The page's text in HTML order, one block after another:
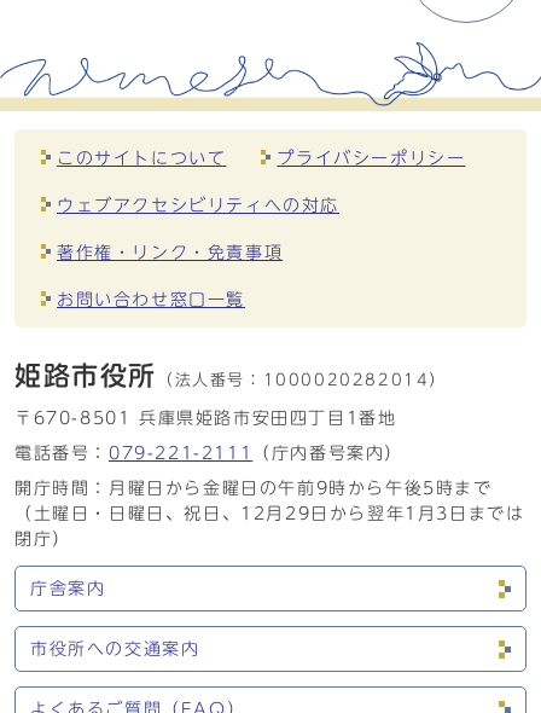
このサイトについて プライバシーポリシー
ウェブアクセシビリティへの対応
著作権・リンク・免責事項
お問い合わせ窓口一覧
姫路市役所 （法人番号： 1000020282014）
〒670-8501 兵庫県姫路市安田四丁目1番地
電話番号： 079-221-2111
（庁内番号案内）
開庁時間：月曜日から金曜日の午前9時から午後5時まで
（土曜日・日曜日、祝日、12月29日から翌年1月3日までは
閉庁）
庁舎案内
市役所への交通案内
よくあるご質問（FAQ）